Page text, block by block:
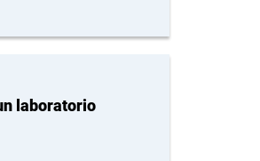
laboratorio